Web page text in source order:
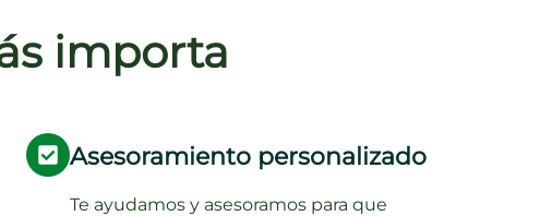
importa
Asesoramiento personalizado
Te ayudamos y asesoramos para que